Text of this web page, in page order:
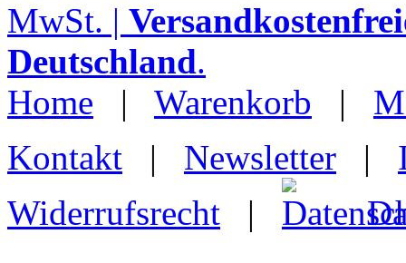
MwSt. |
Deutschland.
Home | Warenkorb |
Kontakt | Newsletter |
Widerrufsrecht |